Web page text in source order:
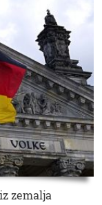
zemalja